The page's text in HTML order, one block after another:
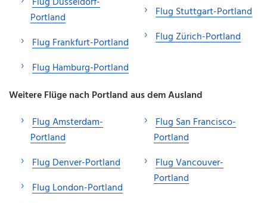
Portland
Flug Frankfurt-Portland
Flug Hamburg-Portland
Flug Stuttgart-Portland
Flug Zürich-Portland
Weitere Flüge nach Portland aus dem Ausland
Flug Amsterdam-
Portland
Flug Denver-Portland
Flug London-Portland
Flug San Francisco-
Portland
Flug Vancouver-
Portland